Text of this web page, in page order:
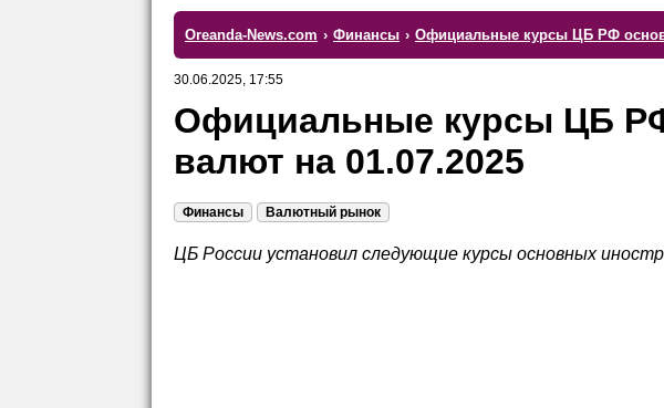
Oreanda-News.com › Финансы › Официальные курсы ЦБ РФ
30.06.2025, 17:55
Официальные курсы ЦБ
валют на 01.07.2025
Финансы Валютный рынок
ЦБ России установил следующие курсы основных